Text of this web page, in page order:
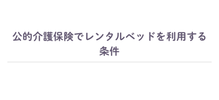
公的介護保険でレンタルベッドを利用する
条件